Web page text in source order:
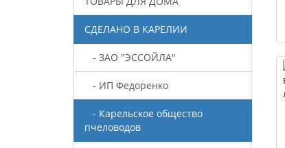
СДЕЛАНО В КАРЕЛИИ
- ЗАО "ЭССОЙЛА"
- ИП Федоренко
- Карельское общество
пчеловодов